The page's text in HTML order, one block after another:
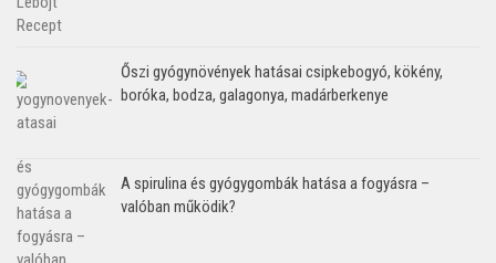
Őszi gyógynövények hatásai csipkebogyó, kökény,
boróka, bodza, galagonya, madárberkenye
A spirulina és gyógygombák hatása a fogyásra –
valóban működik?